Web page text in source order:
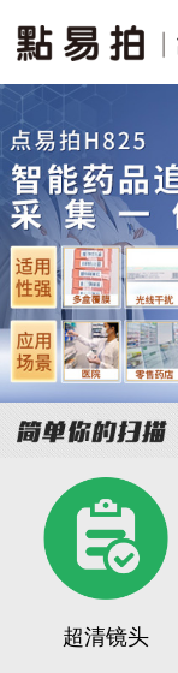
超清镜头